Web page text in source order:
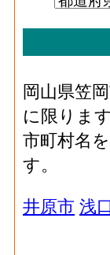
金属･粗付
金属･有形
現在高
汎用機械･
石油･従業
石油･現金
業に従事
払額
石油･原材
品製造業
造工程か
岡山県笠
に限ります
市町村名
す。
井原市 浅